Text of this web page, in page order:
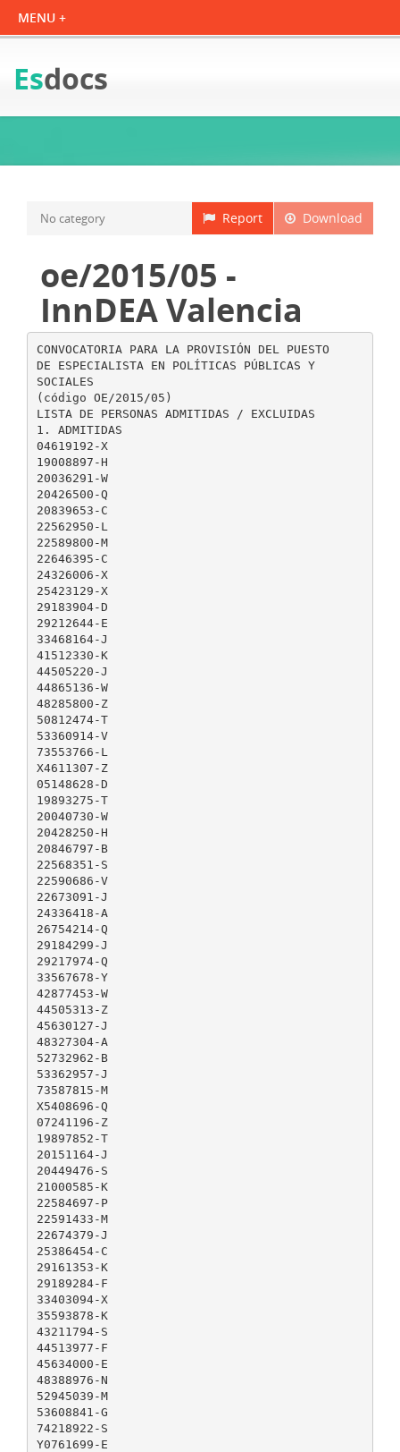
Esdocs
Download
Report
No category
oe/2015/05 -
InnDEA Valencia
CONVOCATORIA PARA LA PROVISIÓN DEL PUESTO
DE ESPECIALISTA EN POLÍTICAS PÚBLICAS Y
SOCIALES
(código OE/2015/05)
LISTA DE PERSONAS ADMITIDAS / EXCLUIDAS
1. ADMITIDAS
04619192-X
19008897-H
20036291-W
20426500-Q
20839653-C
22562950-L
22589800-M
22646395-C
24326006-X
25423129-X
29183904-D
29212644-E
33468164-J
41512330-K
44505220-J
44865136-W
48285800-Z
50812474-T
53360914-V
73553766-L
X4611307-Z
05148628-D
19893275-T
20040730-W
20428250-H
20846797-B
22568351-S
22590686-V
22673091-J
24336418-A
26754214-Q
29184299-J
29217974-Q
33567678-Y
42877453-W
44505313-Z
45630127-J
48327304-A
52732962-B
53362957-J
73587815-M
X5408696-Q
07241196-Z
19897852-T
20151164-J
20449476-S
21000585-K
22584697-P
22591433-M
22674379-J
25386454-C
29161353-K
29189284-F
33403094-X
35593878-K
43211794-S
44513977-F
45634000-E
48388976-N
52945039-M
53608841-G
74218922-S
Y0761699-E